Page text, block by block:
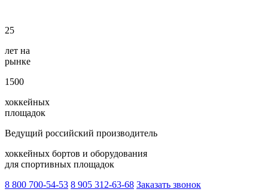
25
лет на
рынке
1500
хоккейных
площадок
Ведущий российский производитель
хоккейных бортов и оборудования
для спортивных площадок
8 800 700-54-53 8 905 312-63-68 Заказать звонок